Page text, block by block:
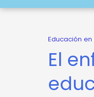
Educación en
El